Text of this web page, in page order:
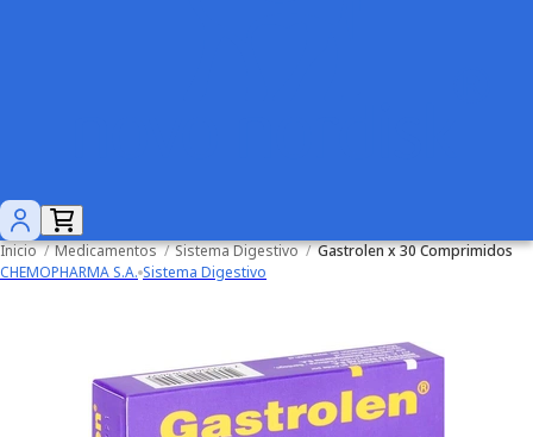
Inicio / Medicamentos / Sistema Digestivo / Gastrolen x 30 Comprimidos
CHEMOPHARMA S.A. Sistema Digestivo